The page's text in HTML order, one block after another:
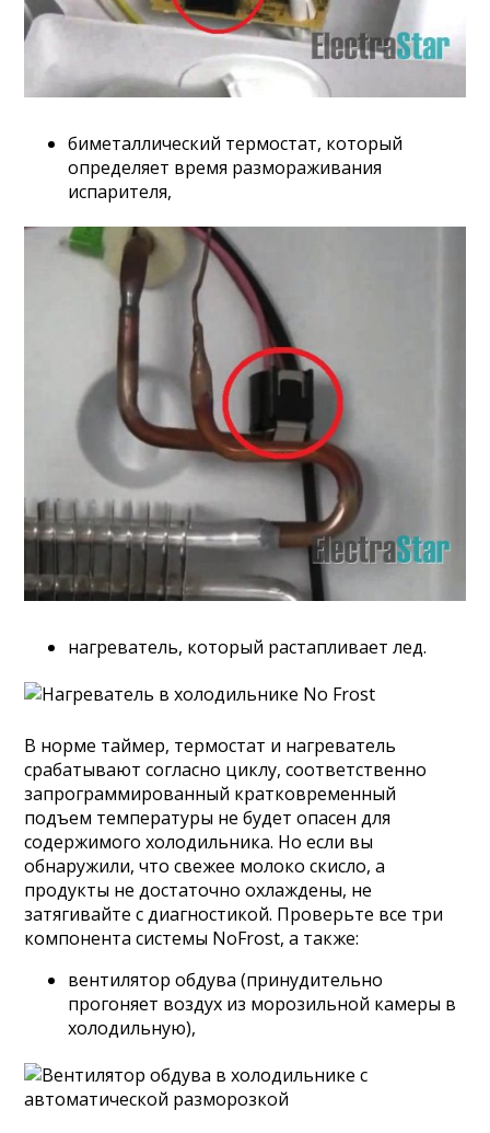
биметаллический термостат, который
определяет время размораживания
испарителя,
нагреватель, который растапливает лед.
В норме таймер, термостат и нагреватель
срабатывают согласно циклу, соответственно
запрограммированный кратковременный
подъем температуры не будет опасен для
содержимого холодильника. Но если вы
обнаружили, что свежее молоко скисло, а
продукты не достаточно охлаждены, не
затягивайте с диагностикой. Проверьте все три
компонента системы NoFrost, а также:
вентилятор обдува (принудительно
прогоняет воздух из морозильной камеры в
холодильную),